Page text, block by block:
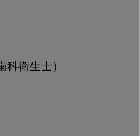
科衛生士）